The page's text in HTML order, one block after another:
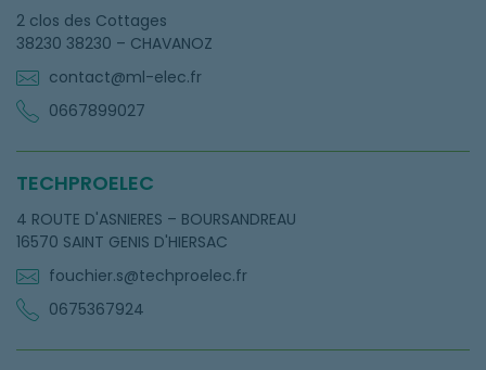
2 clos des Cottages
38230 38230 – CHAVANOZ
contact@ml-elec.fr
0667899027
TECHPROELEC
4 ROUTE D'ASNIERES – BOURSANDREAU
16570 SAINT GENIS D'HIERSAC
fouchier.s@techproelec.fr
0675367924